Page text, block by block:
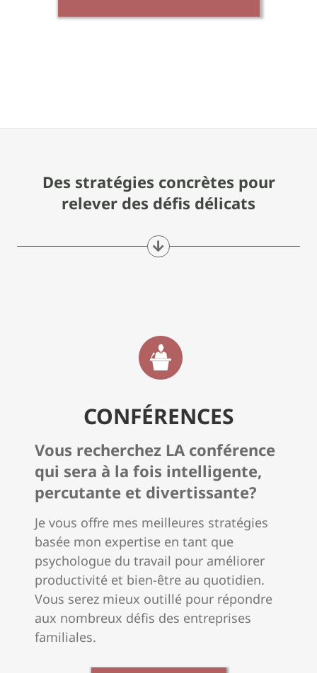
Des stratégies concrètes pour
relever des défis délicats
CONFÉRENCES
Vous recherchez LA conférence
qui sera à la fois intelligente,
percutante et divertissante?
Je vous offre mes meilleures stratégies
basée mon expertise en tant que
psychologue du travail pour améliorer
productivité et bien-être au quotidien.
Vous serez mieux outillé pour répondre
aux nombreux défis des entreprises
familiales.